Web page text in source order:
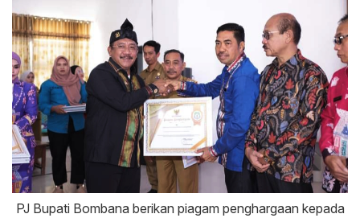
PJ Bupati Bombana berikan piagam penghargaan kepada